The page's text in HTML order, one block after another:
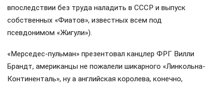
впоследствии без труда наладить в СССР и выпуск
собственных «Фиатов», известных всем под
псевдонимом «Жигули»).
«Мерседес-пульман» презентовал канцлер ФРГ Вилли
Брандт, американцы не пожалели шикарного «Линкольна-
Континенталь», ну а английская королева, конечно,